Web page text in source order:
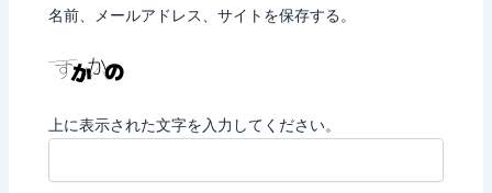
名前、メールアドレス、サイトを保存する。
上に表示された文字を入力してください。